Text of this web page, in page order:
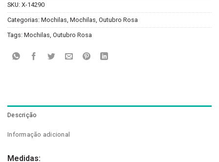
SKU: X-14290
Categorias: Mochilas Mochilas Outubro Rosa
Tags: Mochilas Outubro Rosa
Descrição
Informação adicional
Medidas: